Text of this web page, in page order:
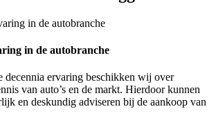
in de autobranche
decennia ervaring beschikken wij over
van auto’s en de markt. Hierdoor kunnen
en deskundig adviseren bij de aankoop van